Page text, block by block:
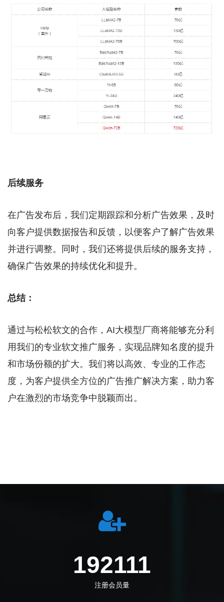
后续服务
在广告发布后，我们定期跟踪和分析广告效果，及时
向客户提供数据报告和反馈，以便客户了解广告效果
并进行调整。同时，我们还将提供后续的服务支持，
确保广告效果的持续优化和提升。
总结：
通过与松松软文的合作，AI大模型厂商将能够充分利
用我们的专业软文推广服务，实现品牌知名度的提升
和市场份额的扩大。我们将以高效、专业的工作态
度，为客户提供全方位的广告推广解决方案，助力客
户在激烈的市场竞争中脱颖而出。
219555
注册会员量